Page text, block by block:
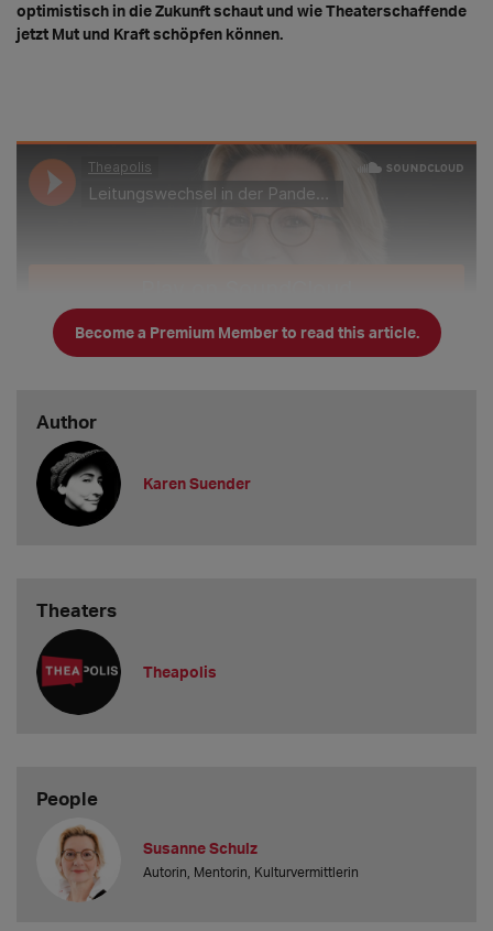
optimistisch in die Zukunft schaut und wie Theaterschaffende
jetzt Mut und Kraft schöpfen können.
Become a Premium Member to read this article.
Author
Karen Suender
Theaters
Theapolis
People
Susanne Schulz
Autorin, Mentorin, Kulturvermittlerin